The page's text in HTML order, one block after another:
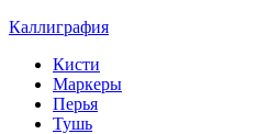
Каллиграфия
Кисти
Маркеры
Перья
Тушь